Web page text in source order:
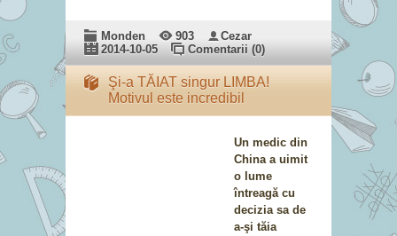
Monden 903
Cezar
2014-10-05
Comentarii (0)
Şi-a TĂIAT singur LIMBA!
Motivul este incredibil
Un medic din
China a uimit
o lume
întreagă cu
decizia sa de
a-şi tăia